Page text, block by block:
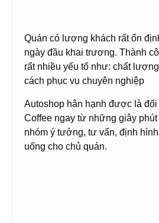
Quán có lượng khách rất ổn
ngày đầu khai trương. Thành
rất nhiều yếu tố như: chất
cách phục vụ chuyên nghiệp
Autoshop hân hạnh được là đối
Coffee ngay từ những giây
nhóm ý tưởng, tư vấn, định
uống cho chủ quán.